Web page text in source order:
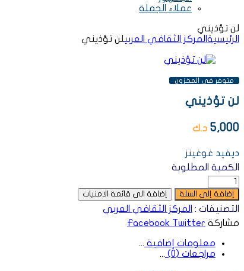
عملاء الجملة
لن تؤذيني
الرئيسية المركز الثقافي العربيلن تؤذيني
AVAILABILITY:
متوفر فى المخزون
لن تؤذيني
5,000 د.ك
ديفيد غوغينز
الكمية المطلوبة
إضافة إلى السلة إضافة الى قائمة الامنيات
التصنيفات : المركز الثقافي العربي
مشاركة
Facebook Twitter
معلومات إضافية
مراجعات (0)